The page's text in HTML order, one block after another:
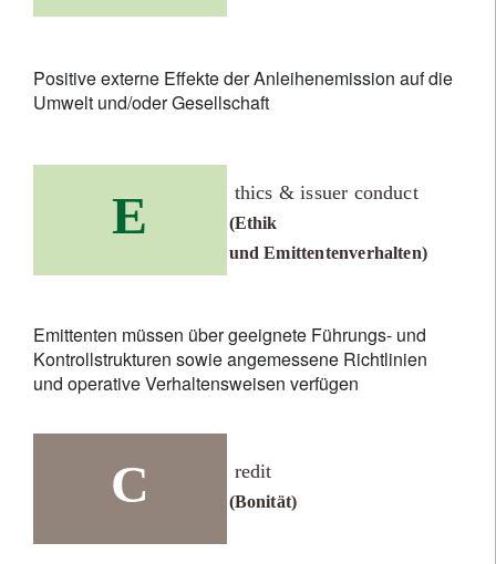
Positive externe Effekte der Anleihenemission auf die
Umwelt und/oder Gesellschaft
E thics & issuer conduct
(Ethik
und Emittentenverhalten)
Emittenten müssen über geeignete Führungs- und
Kontrollstrukturen sowie angemessene Richtlinien
und operative Verhaltensweisen verfügen
C redit
(Bonität)